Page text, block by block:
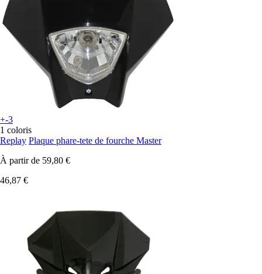
+-3
1 coloris
Replay Plaque phare-tete de fourche Master
À partir de 59,80 €
46,87 €